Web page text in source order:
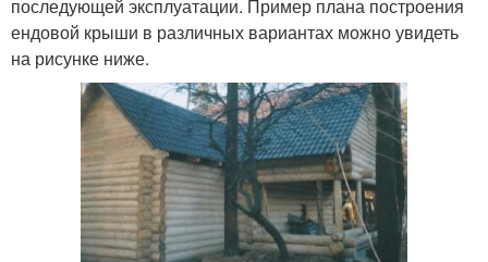
последующей эксплуатации. Пример плана построения
ендовой крыши в различных вариантах можно увидеть
на рисунке ниже.